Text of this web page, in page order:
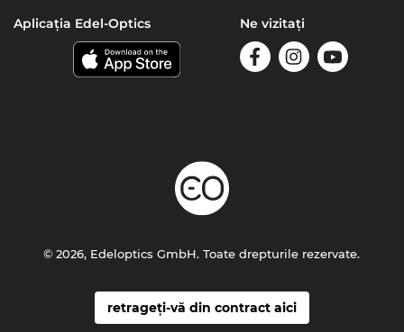
Aplicația Edel-Optics Ne vizitați
retrageți-vă din contract aici
© 2026, Edeloptics GmbH. Toate drepturile rezervate.